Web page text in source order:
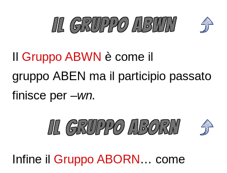
IL GRUPPO ABWN
Il Gruppo ABWN è come il
gruppo ABEN ma il participio passato
finisce per –wn.
IL GRUPPO ABORN
Infine il Gruppo ABORN… come